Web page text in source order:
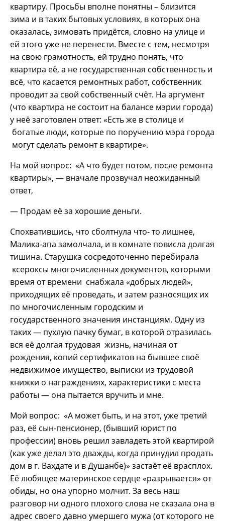
квартиру. Просьбы вполне понятны – близится
зима и в таких бытовых условиях, в которых она
оказалась, зимовать придётся, словно на улице и
ей этого уже не перенести. Вместе с тем, несмотря
на свою грамотность, ей трудно понять, что
квартира её, а не государственная собственность и
всё, что касается ремонтных работ, собственник
проводит за свой собственный счёт. На аргумент
(что квартира не состоит на балансе мэрии города)
у неё заготовлен ответ: «Есть же в столице и
богатые люди, которые по поручению мэра города
могут сделать ремонт в квартире».
На мой вопрос: «А что будет потом, после ремонта
квартиры», — вначале прозвучал неожиданный
ответ,
— Продам её за хорошие деньги.
Спохватившись, что сболтнула что- то лишнее,
Малика-апа замолчала, и в комнате повисла долгая
тишина. Старушка сосредоточенно перебирала
ксероксы многочисленных документов, которыми
время от времени снабжала «добрых людей»,
приходящих её проведать, и затем разносящих их
по многочисленным городским и
государственного значения инстанциям. Одну из
таких — пухлую пачку бумаг, в которой отразилась
вся её долгая трудовая жизнь, начиная от
рождения, копий сертификатов на бывшее своё
недвижимое имущество, выписки из трудовой
книжки о награждениях, характеристики с места
работы — она пытается вручить и мне.
Мой вопрос: «А может быть, и на этот, уже третий
раз, её сын-пенсионер, (бывший юрист по
профессии) вновь решил завладеть этой квартирой
(как уже делал это дважды, когда принудил продать
дом в г. Вахдате и в Душанбе)» застаёт её врасплох.
Её любящее материнское сердце «разрывается» от
обиды, но она упорно молчит. За весь наш
разговор ни одного плохого слова не сказала она в
адрес своего давно умершего мужа (от которого не